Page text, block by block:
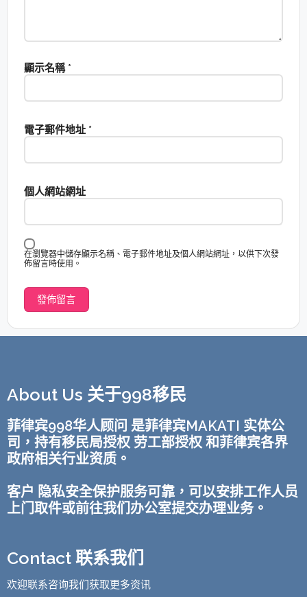
顯示名稱 *
電子郵件地址 *
個人網站網址
在瀏覽器中儲存顯示名稱、電子郵件地址及個人網站網址，以供下次發
佈留言時使用。
About Us 关于998移民
菲律宾998华人顾问 是菲律宾MAKATI 实体公
司，持有移民局授权 劳工部授权 和菲律宾各界
政府相关行业资质。
客户 隐私安全保护服务可靠，可以安排工作人员
上门取件或前往我们办公室提交办理业务。
Contact 联系我们
欢迎联系咨询我们获取更多资讯